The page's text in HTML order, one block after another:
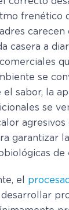
frenético
carecen
casera a
se
el sabor, la
se
agresivos
garantizar
de
el